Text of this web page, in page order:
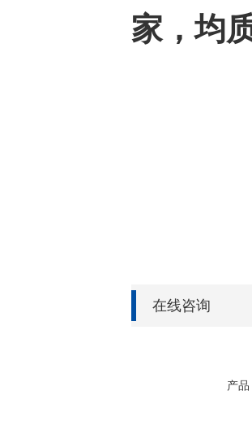
家，均
在线咨询
产品